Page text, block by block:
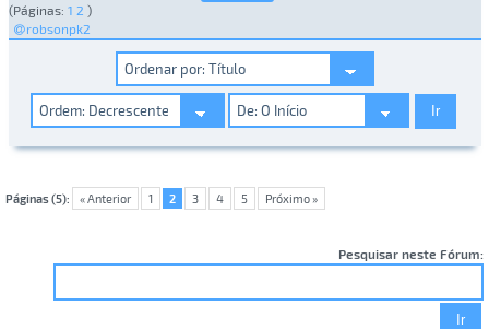
(Páginas: 1 2 )
robsonpk2
Páginas (5): « Anterior 1 2 3 4 5 Próximo »
Pesquisar neste Fórum: